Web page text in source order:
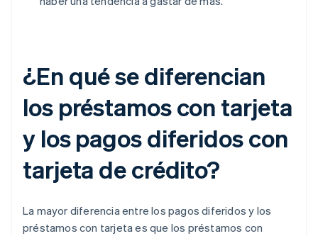
¿En qué se diferencian
los préstamos con tarjeta
y los pagos diferidos con
tarjeta de crédito?
La mayor diferencia entre los pagos diferidos y los
préstamos con tarjeta es que los préstamos con